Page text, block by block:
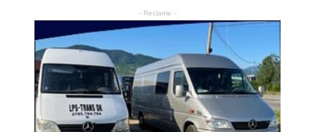
- Reclame -